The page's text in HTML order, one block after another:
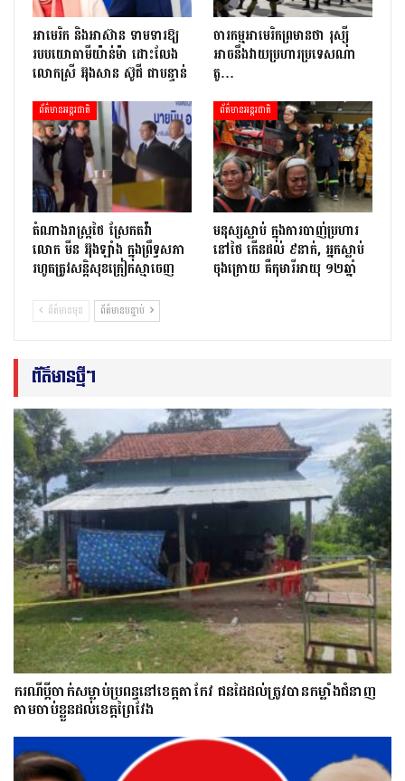
អាមេរិក និងអាស៊ាន ទាមទារឱ្យ​
របបយោធាមីយ៉ាន់ម៉ា​ ដោះ​លែង​
លោកស្រី អ៊ុងសាន ស៊ូជី ជា​បន្ទាន់
ចារកម្ម​អាមេរិក​ព្រមាន​ថា​ រុស្ស៊ី​
អាចនឹងវាយប្រហារប្រទេស​​ណា​
តូ…
ព័ត៌មានអន្តរជាតិ
តំណាងរាស្ត្រថៃ ស្រែកតវ៉ា
លោក មីន អ៊ុងឡាំង ក្នុងព្រឹទ្ធសភា
រហូតត្រូវសន្តិសុខក្រៀកស្មាចេញ
ព័ត៌មានអន្តរជាតិ
មនុស្សស្លាប់ ក្នុងការបាញ់ប្រហារ
នៅថៃ កើនដល់ ៩នាក់, អ្នកស្លាប់
ចុងក្រោយ គឺកុមារីអាយុ ១២ឆ្នាំ
ព័ត៌មានមុន ព័ត៌មានបន្ទាប់
ព័ត៌មានថ្មីៗ
ករណីប្ដីចាក់សម្លាប់ប្រពន្ធនៅខេត្តតាកែវ ជនដៃដល់ត្រូវបានកម្លាំងជំនាញ
តាមចាប់ខ្លួនដល់ខេត្តព្រៃវែង